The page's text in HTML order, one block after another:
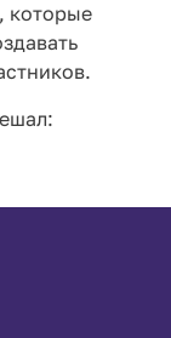
которые
свою
вешала